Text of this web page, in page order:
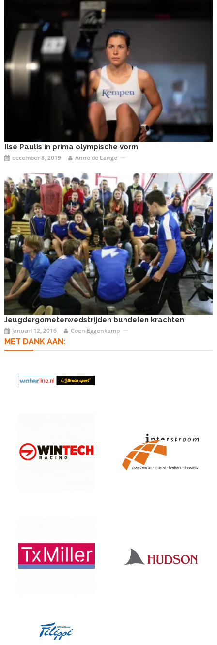
Ilse Paulis in prima olympische vorm
december 8, 2019 Anne de Lange
Jeugdergometerwedstrijden bundelen krachten
januari 12, 2016 Coen Eggenkamp
MET DANK AAN: